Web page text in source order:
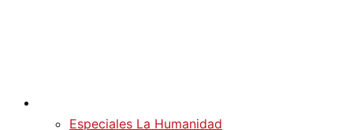
Especiales La Humanidad